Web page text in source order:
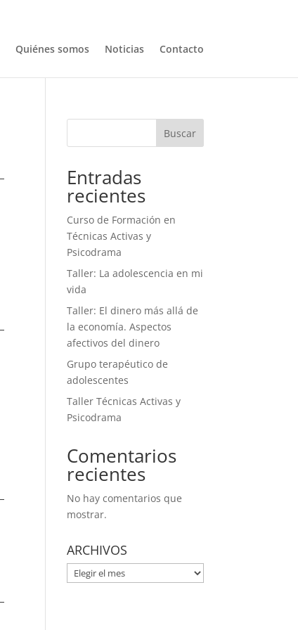
Quiénes somos Noticias Contacto
Buscar
Entradas
recientes
Curso de Formación en
Técnicas Activas y
Psicodrama
Taller: La adolescencia en mi
vida
Taller: El dinero más allá de
la economía. Aspectos
afectivos del dinero
Grupo terapéutico de
adolescentes
Taller Técnicas Activas y
Psicodrama
Comentarios
recientes
No hay comentarios que
mostrar.
ARCHIVOS
ARCHIVOS